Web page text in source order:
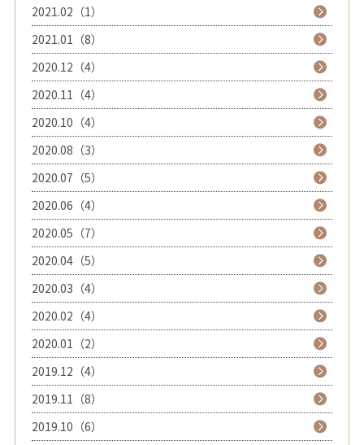
2021.02（1）
2021.01（8）
2020.12（4）
2020.11（4）
2020.10（4）
2020.08（3）
2020.07（5）
2020.06（4）
2020.05（7）
2020.04（5）
2020.03（4）
2020.02（4）
2020.01（2）
2019.12（4）
2019.11（8）
2019.10（6）